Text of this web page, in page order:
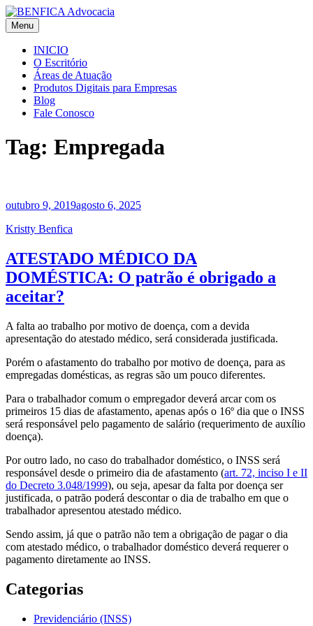
Skip
to
content
BENFICA Advocacia e Consultoria Jurídica
Escritório de Advocacia em Vitória/ES
Menu
INICIO
O Escritório
Áreas de Atuação
Produtos Digitais para Empresas
Blog
Fale Conosco
Tag: Empregada
outubro 9, 2019agosto 6, 2025
Kristty Benfica
ATESTADO MÉDICO DA
DOMÉSTICA: O patrão é obrigado a
aceitar?
A falta ao trabalho por motivo de doença, com a devida
apresentação do atestado médico, será considerada justificada.
Porém o afastamento do trabalho por motivo de doença, para as
empregadas domésticas, as regras são um pouco diferentes.
Para o trabalhador comum o empregador deverá arcar com os
primeiros 15 dias de afastamento, apenas após o 16º dia que o INSS
será responsável pelo pagamento de salário (requerimento de auxílio
doença).
Por outro lado, no caso do trabalhador doméstico, o INSS será
responsável desde o primeiro dia de afastamento (art. 72, inciso I e II
do Decreto 3.048/1999), ou seja, apesar da falta por doença ser
justificada, o patrão poderá descontar o dia de trabalho em que o
trabalhador apresentou atestado médico.
Sendo assim, já que o patrão não tem a obrigação de pagar o dia
com atestado médico, o trabalhador doméstico deverá requerer o
pagamento diretamente ao INSS.
Categorias
Previdenciário (INSS)